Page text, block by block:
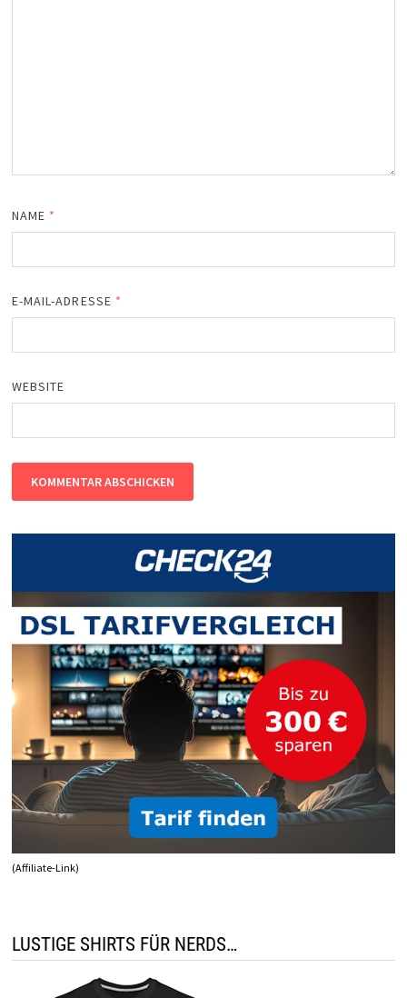
NAME *
E-MAIL-ADRESSE *
WEBSITE
(Affiliate-Link)
LUSTIGE SHIRTS FÜR NERDS…